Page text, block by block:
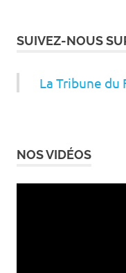
SUIVEZ-NOUS
La Tribune du
NOS VIDÉOS